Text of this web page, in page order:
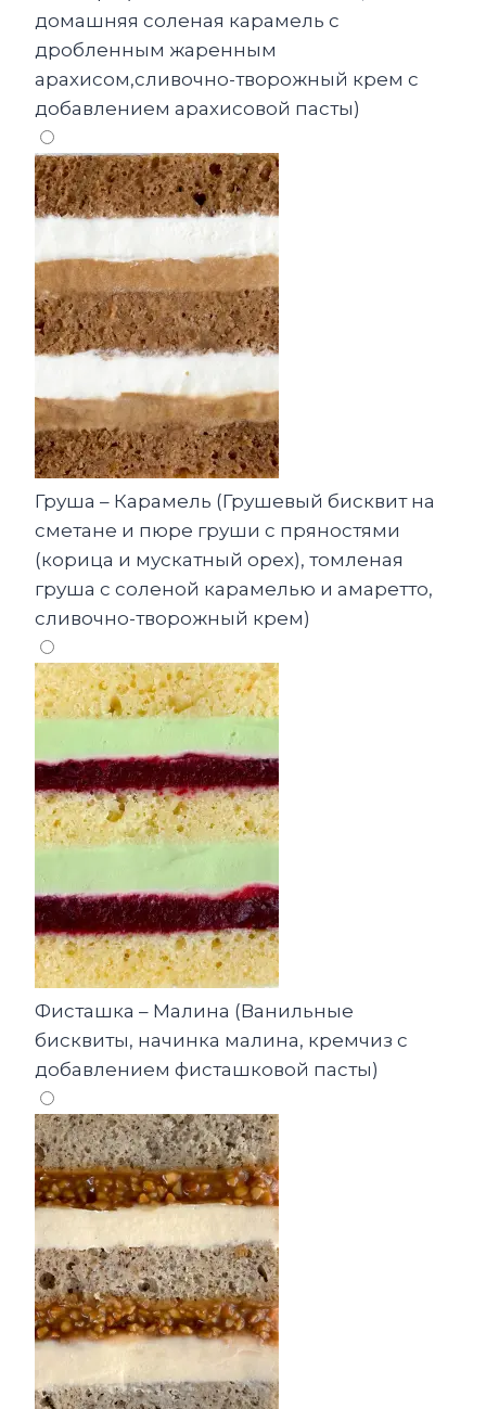
домашняя соленая карамель с
дробленным жаренным
арахисом,сливочно-творожный крем с
добавлением арахисовой пасты)
Груша – Карамель (Грушевый бисквит на
сметане и пюре груши с пряностями
(корица и мускатный орех), томленая
груша с соленой карамелью и амаретто,
сливочно-творожный крем)
Фисташка – Малина (Ванильные
бисквиты, начинка малина, кремчиз с
добавлением фисташковой пасты)